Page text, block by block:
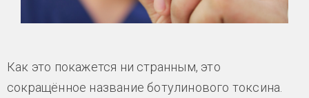
Как это покажется ни странным, это
сокращённое название ботулинового токсина.